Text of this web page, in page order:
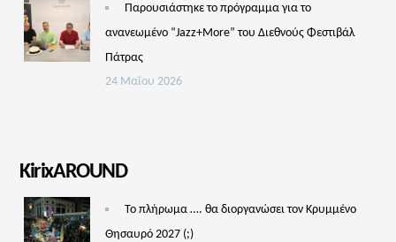
Παρουσιάστηκε το πρόγραμμα για το
ανανεωμένο “Jazz+More” του Διεθνούς Φεστιβάλ
Πάτρας
24 Μαΐου 2026
KirixAROUND
Το πλήρωμα …. θα διοργανώσει τον Κρυμμένο
Θησαυρό 2027 (;)